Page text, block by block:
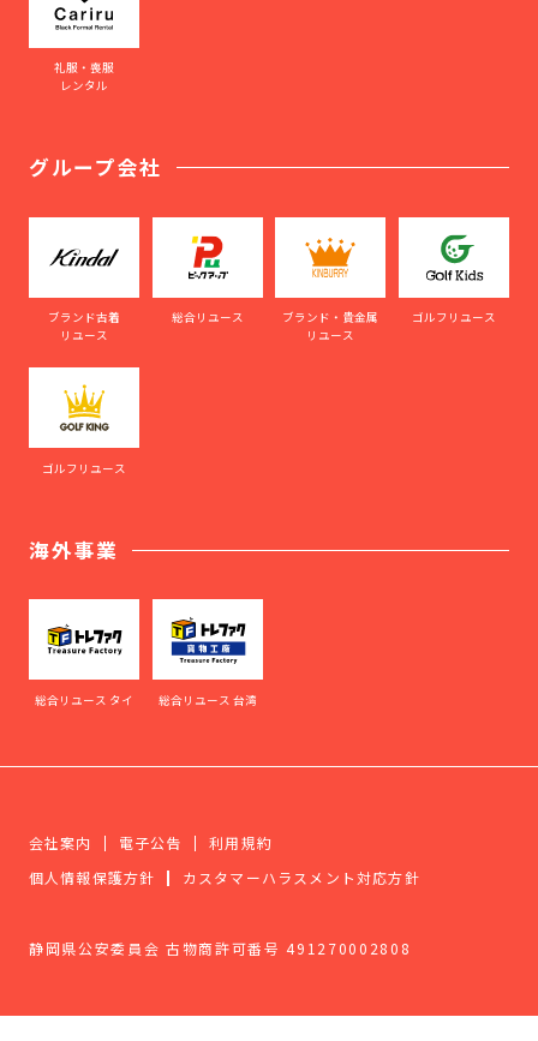
礼服・喪服
レンタル
グループ会社
ブランド古着
リユース
総合リユース
ブランド・貴金属
リユース
ゴルフリユース
ゴルフリユース
海外事業
総合リユース タイ 総合リユース 台湾
会社案内 電子公告
利用規約
個人情報保護方針
カスタマーハラスメント対応方針
静岡県公安委員会 古物商許可番号 491270002808